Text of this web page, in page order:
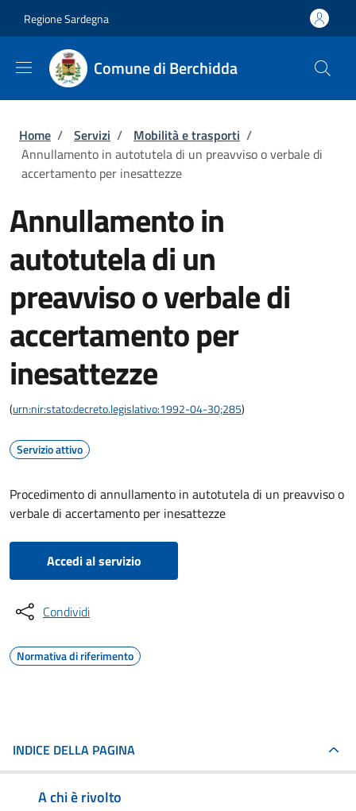
Regione Sardegna
Comune di Berchidda
Briciole di pane
Home / Servizi / Mobilità e trasporti /
Annullamento in autotutela di un preavviso o verbale di
accertamento per inesattezze
Annullamento in
autotutela di un
preavviso o verbale di
accertamento per
inesattezze
(urn:nir:stato:decreto.legislativo:1992-04-30;285)
Servizio attivo
Procedimento di annullamento in autotutela di un preavviso o
verbale di accertamento per inesattezze
Accedi al servizio
Condividi
Normativa di riferimento
INDICE DELLA PAGINA
A chi è rivolto